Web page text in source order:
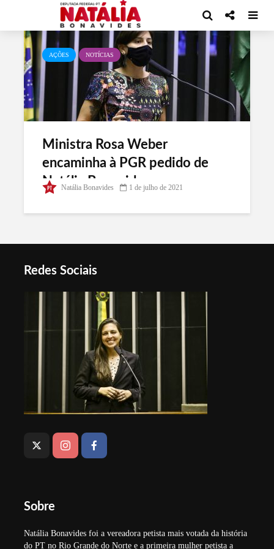
Tag - denúncia contra bolsonaro
AÇÕES NOTÍCIAS
Ministra Rosa Weber
encaminha à PGR pedido de
Natália Bonavides para
Natália Bonavides 1 de julho de 2021
Redes Sociais
Sobre
Natália Bonavides foi a vereadora petista mais votada da história
do PT no Rio Grande do Norte e a primeira mulher petista a